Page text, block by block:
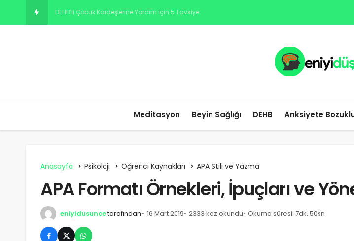
Sosyal kaygısı olan 8
Meditasyon Beyin Sağlığı DEHB Anksiyete
Anasayfa Psikoloji Öğrenci Kaynakları APA Stili ve Yazma
APA Formatı Örnekleri, İpuçları ve
eniyidusuncetarafından 16 Mart 2019 2333 kez okundu Okuma süresi: 7dk, 50sn